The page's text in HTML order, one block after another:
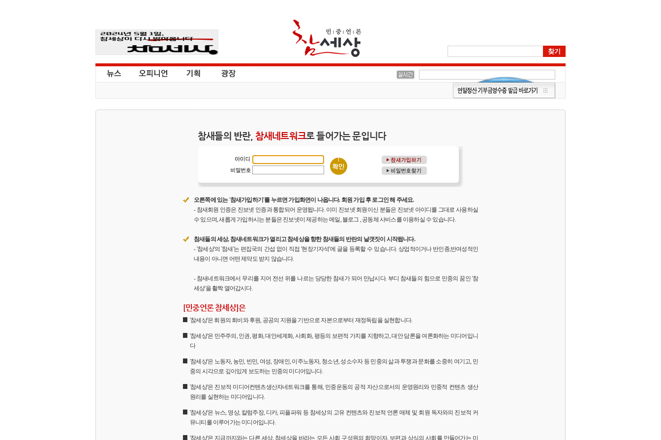
참새들의 반란, 참새네트워크로 들어가는 문입니다
오른쪽에 있는 '참새가입하기'를 누르면 가입화면이 나옵니다. 회원 가입 후 로그인 해 주세요.
- 참새회원 인증은 진보넷 인증과 통합되어 운영됩니다. 이미 진보넷 회원이신 분들은 진보넷 아이디를 그대로 사용하실
수 있으며, 새롭게 가입하시는 분들은 진보넷이 제공하는 메일, 블로그 , 공동체 사비스를 이용하실 수 있습니다.
참새들의 세상, 참새네트워크가 열리고 참세상을 향한 참새들의 반란의 날갯짓이 시작됩니다.
- '참세상'의 '참새'는 편집국의 간섭 없이 직접 '현장기자석'에 글을 등록할 수 있습니다. 상업적이거나 반인종,반여성적인
내용이 아니면 어떤 제약도 받지 않습니다.
- 참새네트워크에서 무리를 지어 전선 위를 나르는 당당한 참새가 되어 만납시다. 부디 참새들의 힘으로 민중의 꿈인 '참
세상'을 활짝 열어갑시다.
[민중언론 참세상]은
'참세상'은 회원의 회비와 후원, 공공의 지원을 기반으로 자본으로부터 재정독립을 실현합니다.
'참세상'은 민주주의, 인권, 평화, 대안세계화, 사회화, 평등의 보편적 가치를 지향하고, 대안 담론을 여론화하는 미디어입니
다
'참세상'은 노동자, 농민, 빈민, 여성, 장애인, 이주노동자, 청소년, 성소수자 등 민중의 삶과 투쟁과 문화를 소중히 여기고, 민
중의 시각으로 깊이있게 보도하는 민중의 미디어입니다.
'참세상'은 진보적 미디어컨텐츠생산자네트워크를 통해, 민중운동의 공적 자산으로서의 운영원리와 민중적 컨텐츠 생산
원리를 실현하는 미디어입니다.
'참세상'은 뉴스, 영상, 칼럼주장, 디카, 피플파워 등 참세상의 고유 컨텐츠와 진보적 언론 매체 및 회원 독자와의 진보적 커
뮤니티를 이루어가는 미디어입니다.
'참세상'은 지금까지와는 다른 세상, 참세상을 바라는 모든 사회 구성원의 희망이자, 보편과 상식의 사회를 만들어가는 미